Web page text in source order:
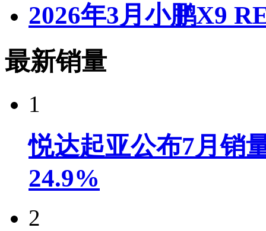
2026年3月小鹏X9
最新销量
1
悦达起亚公布7月销
24.9%
2